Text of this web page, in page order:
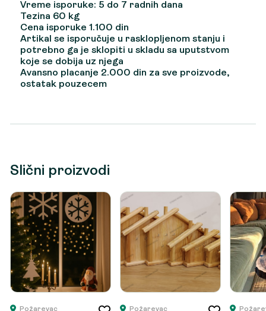
Vreme isporuke: 5 do 7 radnih dana
Tezina 60 kg
Cena isporuke 1.100 din
Artikal se isporučuje u rasklopljenom stanju i
potrebno ga je sklopiti u skladu sa uputstvom
koje se dobija uz njega
Avansno placanje 2.000 din za sve proizvode,
ostatak pouzecem
Slični proizvodi
Požarevac Požarevac